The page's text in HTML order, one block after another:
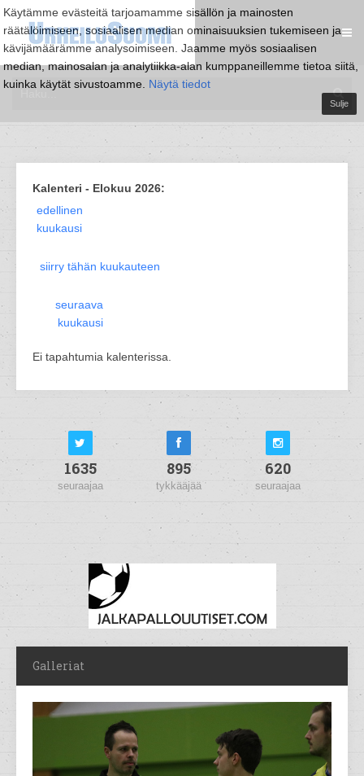
Käytämme evästeitä tarjoamamme sisällön ja mainosten
räätälöimiseen, sosiaalisen median ominaisuuksien tukemiseen ja
kävijämäärämme analysoimiseen. Jaamme myös sosiaalisen
median, mainosalan ja analytiikka-alan kumppaneillemme tietoa siitä,
kuinka käytät sivustoamme. Näytä tiedot
Sulje
Kalenteri - Elokuu 2026:
edellinen
kuukausi
siirry tähän kuukauteen
seuraava
kuukausi
Ei tapahtumia kalenterissa.
1635
seuraajaa
895
tykkääjää
620
seuraajaa
Galleriat